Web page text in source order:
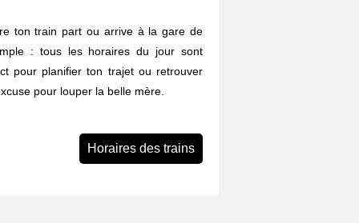
ton train part ou arrive à la gare de
: tous les horaires du jour sont
pour planifier ton trajet ou retrouver
pour louper la belle mère.
Horaires des trains